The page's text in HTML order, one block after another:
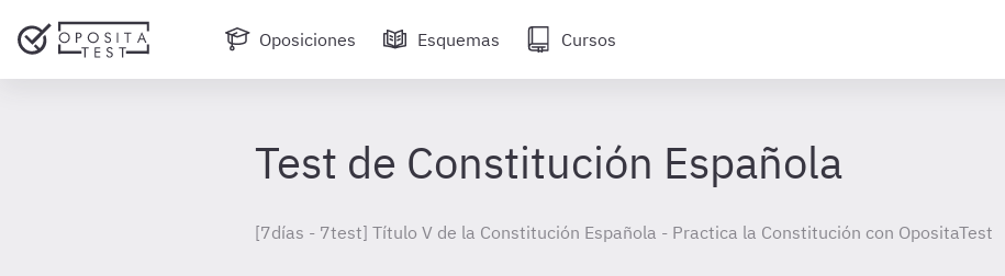
Oposiciones Esquemas Cursos
Test de Constitución Española
[7días - 7test] Título V de la Constitución Española - Practica la Constitución con OpositaTest